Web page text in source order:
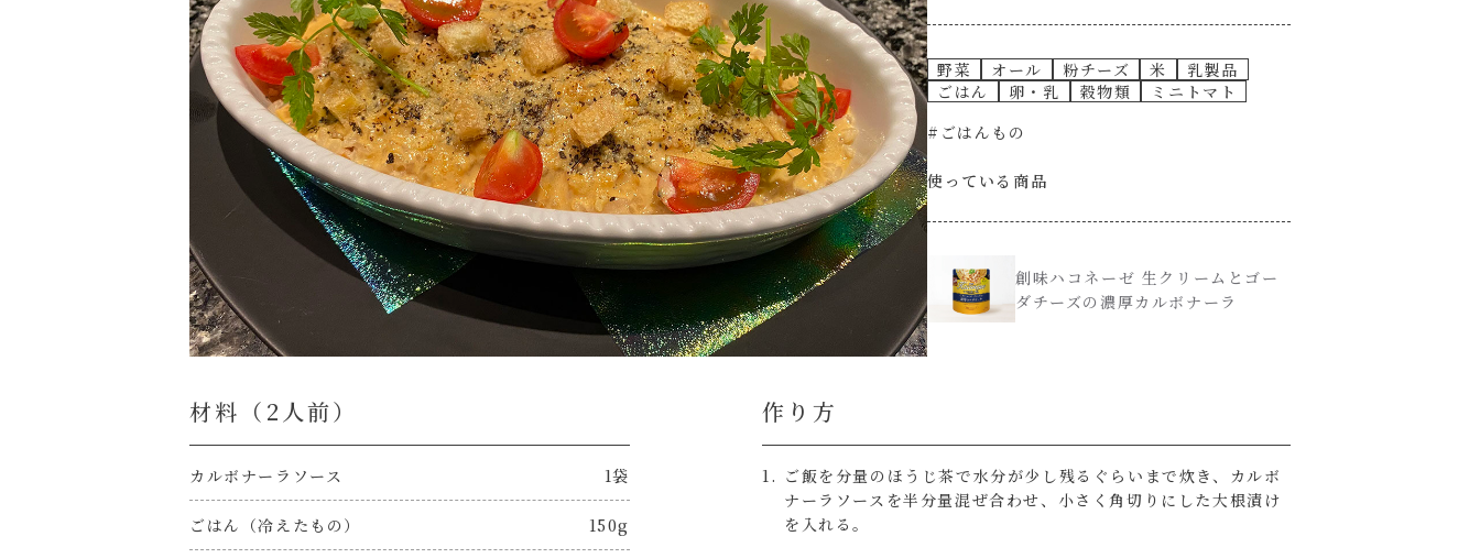
野菜 オール 粉チーズ 米
乳製品
ごはん
卵・乳 穀物類
ミニトマト
#ごはんもの
使っている商品
創味ハコネーゼ 生クリームとゴー
ダチーズの濃厚カルボナーラ
材料（2⼈前）
カルボナーラソース 1袋
ごはん（冷えたもの） 150g
作り方
ご飯を分量のほうじ茶で水分が少し残るぐらいまで炊き、カルボ
ナーラソースを半分量混ぜ合わせ、小さく角切りにした大根漬け
を入れる。